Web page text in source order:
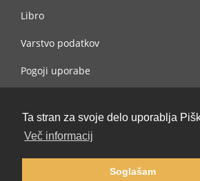
Ta stran za svoje delo uporablja
Več informacij
Soglašam
Libro
Varstvo podatkov
Pogoji uporabe